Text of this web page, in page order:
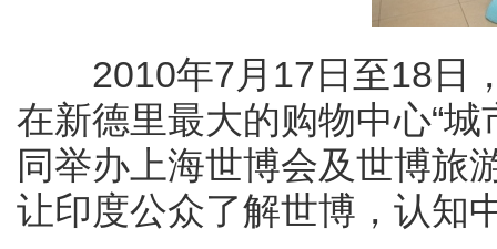
2010年7月17日至18日，
在新德里最大的购物中心“
同举办上海世博会及世博旅
让印度公众了解世博，认知